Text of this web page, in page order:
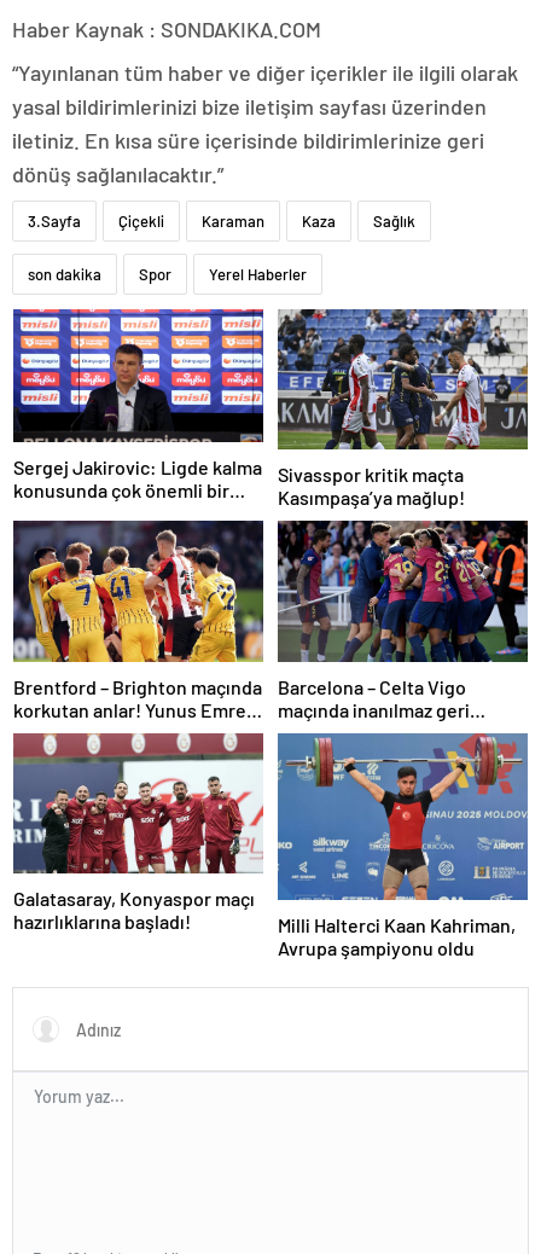
Haber Kaynak : SONDAKIKA.COM
“Yayınlanan tüm haber ve diğer içerikler ile ilgili olarak
yasal bildirimlerinizi bize iletişim sayfası üzerinden
iletiniz. En kısa süre içerisinde bildirimlerinize geri
dönüş sağlanılacaktır.”
3.Sayfa Çiçekli Karaman Kaza Sağlık
son dakika Spor Yerel Haberler
Sergej Jakirovic: Ligde kalma
konusunda çok önemli bir
Sivasspor kritik maçta
Kasımpaşa’ya mağlup!
Brentford – Brighton maçında
korkutan anlar! Yunus Emre
Konak oyuna devam
edemedi…
Barcelona – Celta Vigo
maçında inanılmaz geri
dönüş! Raphinha maça
damga vurdu
Galatasaray, Konyaspor maçı
hazırlıklarına başladı!
Milli Halterci Kaan Kahriman,
Avrupa şampiyonu oldu